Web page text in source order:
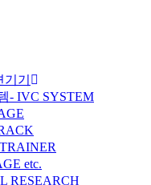
기
- IVC SYSTEM
etc.
RESEARCH